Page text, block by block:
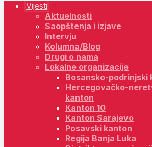
Vijesti
Aktuelnosti
Saopštenja i izjave
Intervju
Kolumna/Blog
Drugi o nama
Lokalne organizacije
Bosansko-podrinjski
Hercegovačko-
kanton
Kanton 10
Kanton Sarajevo
Posavski kanton
Regija Banja Luka